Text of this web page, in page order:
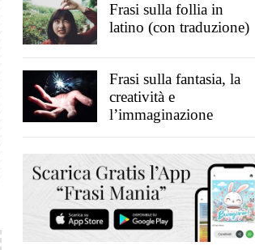
Frasi sulla follia in
latino (con traduzione)
Frasi sulla fantasia, la
creatività e
l’immaginazione